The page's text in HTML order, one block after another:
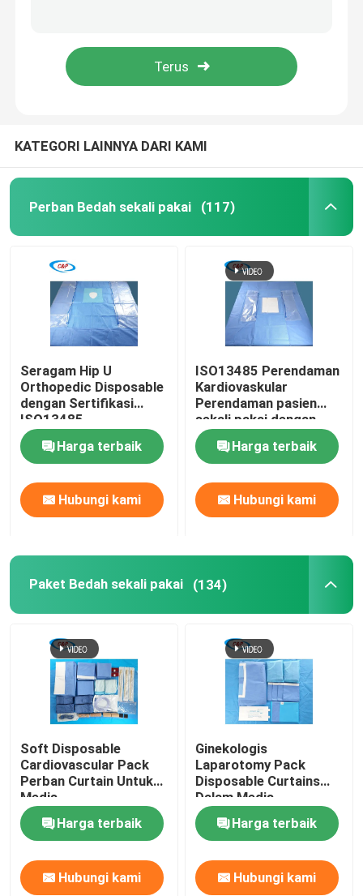
Paket Bedah sekali pakai
Paket Drape Angiografi
Tirai Bedah Bagian C
Kit Persalinan Bayi
Tirai Bedah Mata
Tirai Artroskopi Lutut
Tirai Bedah Gigi
Peralatan Perlindungan Medis
Persediaan Medis Sekali Pakai
KATEGORI LAINNYA DARI KAMI
Perban Bedah sekali pakai (117)
Seragam Hip U
Orthopedic Disposable
dengan Sertifikasi
ISO13485
Harga terbaik
Hubungi kami
ISO13485 Perendaman
Kardiovaskular
Perendaman pasien
sekali pakai dengan
kantong
Harga terbaik
Hubungi kami
Paket Bedah sekali pakai (134)
Soft Disposable
Cardiovascular Pack
Perban Curtain Untuk
Medis
Harga terbaik
Hubungi kami
Ginekologis
Laparotomy Pack
Disposable Curtains
Dalam Medis
Disesuaikan
Harga terbaik
Hubungi kami